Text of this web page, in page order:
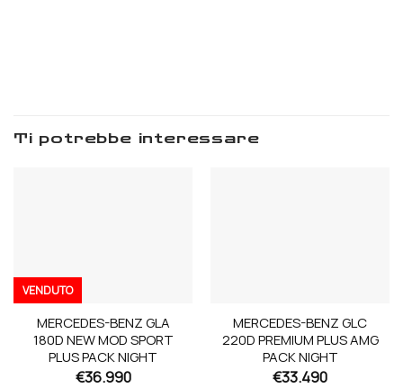
ti potrebbe interessare
VENDUTO
MERCEDES-BENZ GLA
180D NEW MOD SPORT
PLUS PACK NIGHT
€36.990
MERCEDES-BENZ GLC
220D PREMIUM PLUS AMG
PACK NIGHT
€33.490